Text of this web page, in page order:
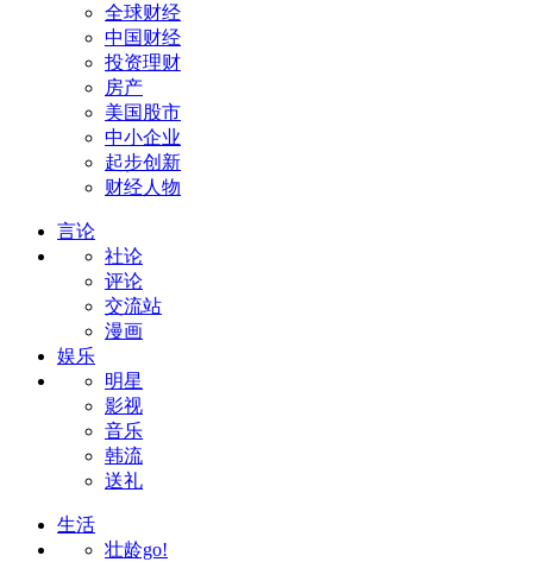
全球财经
中国财经
投资理财
房产
美国股市
中小企业
起步创新
财经人物
言论
社论
评论
交流站
漫画
娱乐
明星
影视
音乐
韩流
送礼
生活
壮龄go!